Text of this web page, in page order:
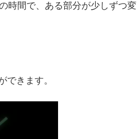
時間で、ある部分が少しずつ変
できます。